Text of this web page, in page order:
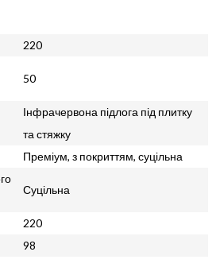
220
50
Інфрачервона підлога під плитку
та стяжку
Преміум, з покриттям, суцільна
Суцільна
220
98